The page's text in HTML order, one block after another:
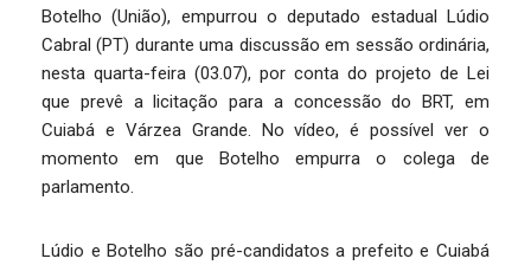
Botelho (União), empurrou o deputado estadual Lúdio
Cabral (PT) durante uma discussão em sessão ordinária,
nesta quarta-feira (03.07), por conta do projeto de Lei
que prevê a licitação para a concessão do BRT, em
Cuiabá e Várzea Grande. No vídeo, é possível ver o
momento em que Botelho empurra o colega de
parlamento.
Lúdio e Botelho são pré-candidatos a prefeito e Cuiabá